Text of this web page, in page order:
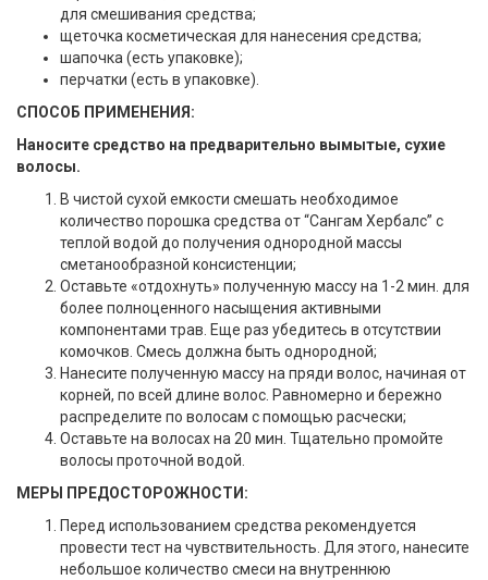
для смешивания средства;
щеточка косметическая для нанесения средства;
шапочка (есть упаковке);
перчатки (есть в упаковке).
СПОСОБ ПРИМЕНЕНИЯ:
Наносите средство на предварительно вымытые, сухие
волосы.
В чистой сухой емкости смешать необходимое
количество порошка средства от “Сангам Хербалс” с
теплой водой до получения однородной массы
сметанообразной консистенции;
Оставьте «отдохнуть» полученную массу на 1-2 мин. для
более полноценного насыщения активными
компонентами трав. Еще раз убедитесь в отсутствии
комочков. Смесь должна быть однородной;
Нанесите полученную массу на пряди волос, начиная от
корней, по всей длине волос. Равномерно и бережно
распределите по волосам с помощью расчески;
Оставьте на волосах на 20 мин. Тщательно промойте
волосы проточной водой.
МЕРЫ ПРЕДОСТОРОЖНОСТИ:
Перед использованием средства рекомендуется
провести тест на чувствительность. Для этого, нанесите
небольшое количество смеси на внутреннюю